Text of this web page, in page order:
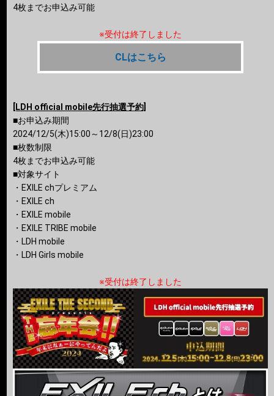
4枚までお申込み可能
※受付は終了しました
CLはこちら
[LDH official mobile先行抽選予約]
■お申込み期間
2024/12/5(木)15:00～12/8(日)23:00
■枚数制限
4枚までお申込み可能
■対象サイト
・EXILE chプレミアム
・EXILE ch
・EXILE mobile
・EXILE TRIBE mobile
・LDH mobile
・LDH Girls mobile
※受付は終了しました